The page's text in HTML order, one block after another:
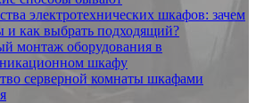
электротехнических шкафов: зачем
как выбрать подходящий?
монтаж оборудования в
шкафу
серверной комнаты шкафами